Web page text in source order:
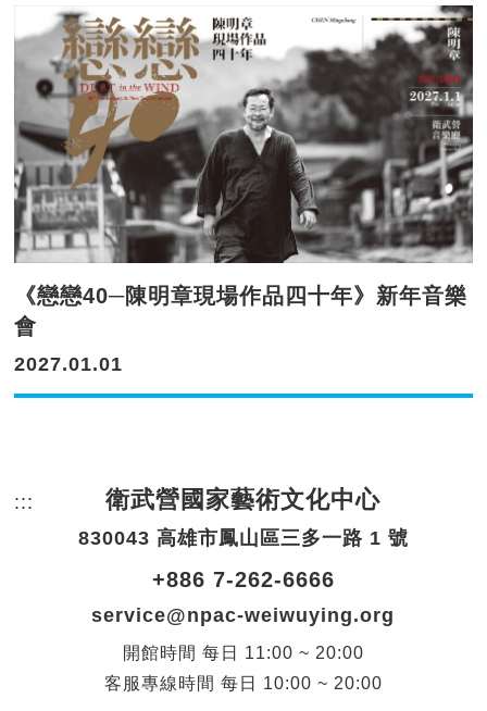
《戀戀40─陳明章現場作品四十年》新年音樂
會
2027.01.01
::: 頁尾網站資訊。
衛武營國家藝術文化中心
830043 高雄市鳳山區三多一路 1 號
+886 7-262-6666
service@npac-weiwuying.org
開館時間 每日
11:00 ~ 20:00
客服專線時間 每日 10:00 ~ 20:00